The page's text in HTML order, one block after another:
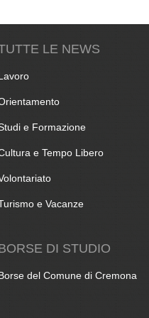
LE NEWS
e Formazione
e Tempo Libero
e Vacanze
DI STUDIO
del Comune di Cremona